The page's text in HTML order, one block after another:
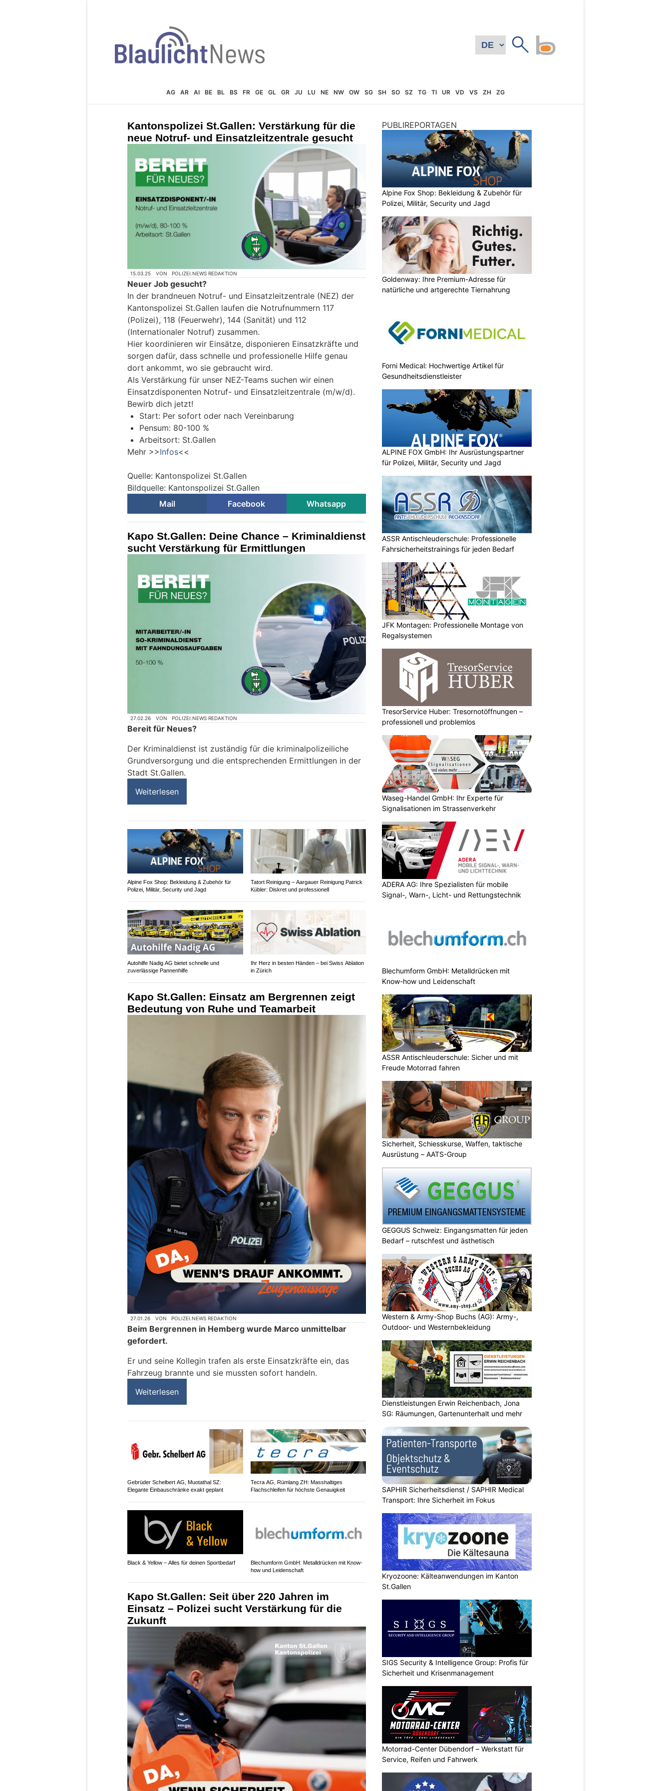
AG AR AI BE BL BS FR GE GL GR JU LU NE NW OW SG SH SO SZ TG TI UR VD VS ZH ZG
Kantonspolizei St.Gallen: Verstärkung für die
neue Notruf- und Einsatzleitzentrale gesucht
15.03.25 VON POLIZEI.NEWS REDAKTION
Neuer Job gesucht?
In der brandneuen Notruf- und Einsatzleitzentrale (NEZ) der
Kantonspolizei St.Gallen laufen die Notrufnummern 117
(Polizei), 118 (Feuerwehr), 144 (Sanität) und 112
(Internationaler Notruf) zusammen.
Hier koordinieren wir Einsätze, disponieren Einsatzkräfte und
sorgen dafür, dass schnelle und professionelle Hilfe genau
dort ankommt, wo sie gebraucht wird.
Als Verstärkung für unser NEZ-Teams suchen wir einen
Einsatzdisponenten Notruf- und Einsatzleitzentrale (m/w/d).
Bewirb dich jetzt!
Start: Per sofort oder nach Vereinbarung
Pensum: 80-100 %
Arbeitsort: St.Gallen
Mehr >>Infos<<
Quelle: Kantonspolizei St.Gallen
Bildquelle: Kantonspolizei St.Gallen
Mail
Facebook Whatsapp
Kapo St.Gallen: Deine Chance – Kriminaldienst
sucht Verstärkung für Ermittlungen
27.02.26 VON POLIZEI.NEWS REDAKTION
Bereit für Neues?
Der Kriminaldienst ist zuständig für die kriminalpolizeiliche
Grundversorgung und die entsprechenden Ermittlungen in der
Stadt St.Gallen.
Weiterlesen
Alpine Fox Shop: Bekleidung & Zubehör für
Polizei, Militär, Security und Jagd
Tatort Reinigung – Aargauer Reinigung Patrick
Kübler: Diskret und professionell
Autohilfe Nadig AG bietet schnelle und
zuverlässige Pannenhilfe
Ihr Herz in besten Händen – bei Swiss Ablation
in Zürich
Kapo St.Gallen: Einsatz am Bergrennen zeigt
Bedeutung von Ruhe und Teamarbeit
27.01.26 VON POLIZEI.NEWS REDAKTION
Beim Bergrennen in Hemberg wurde Marco unmittelbar
gefordert.
Er und seine Kollegin trafen als erste Einsatzkräfte ein, das
Fahrzeug brannte und sie mussten sofort handeln.
Weiterlesen
Gebrüder Schelbert AG, Muotathal SZ:
Elegante Einbauschränke exakt geplant
Tecra AG, Rümlang ZH: Masshaltiges
Flachschleifen für höchste Genauigkeit
Black & Yellow – Alles für deinen Sportbedarf
Blechumform GmbH: Metalldrücken mit Know-
how und Leidenschaft
Kapo St.Gallen: Seit über 220 Jahren im
Einsatz – Polizei sucht Verstärkung für die
Zukunft
PUBLIREPORTAGEN
Alpine Fox Shop: Bekleidung & Zubehör für
Polizei, Militär, Security und Jagd
Goldenway: Ihre Premium-Adresse für
natürliche und artgerechte Tiernahrung
Forni Medical: Hochwertige Artikel für
Gesundheitsdienstleister
ALPINE FOX GmbH: Ihr Ausrüstungspartner
für Polizei, Militär, Security und Jagd
ASSR Antischleuderschule: Professionelle
Fahrsicherheitstrainings für jeden Bedarf
JFK Montagen: Professionelle Montage von
Regalsystemen
TresorService Huber: Tresornotöffnungen –
professionell und problemlos
Waseg-Handel GmbH: Ihr Experte für
Signalisationen im Strassenverkehr
ADERA AG: Ihre Spezialisten für mobile
Signal-, Warn-, Licht- und Rettungstechnik
Blechumform GmbH: Metalldrücken mit
Know-how und Leidenschaft
ASSR Antischleuderschule: Sicher und mit
Freude Motorrad fahren
Sicherheit, Schiesskurse, Waffen, taktische
Ausrüstung – AATS-Group
GEGGUS Schweiz: Eingangsmatten für jeden
Bedarf – rutschfest und ästhetisch
Western & Army-Shop Buchs (AG): Army-,
Outdoor- und Westernbekleidung
Dienstleistungen Erwin Reichenbach, Jona
SG: Räumungen, Gartenunterhalt und mehr
SAPHIR Sicherheitsdienst / SAPHIR Medical
Transport: Ihre Sicherheit im Fokus
Kryozoone: Kälteanwendungen im Kanton
St.Gallen
SIGS Security & Intelligence Group: Profis für
Sicherheit und Krisenmanagement
Motorrad-Center Dübendorf – Werkstatt für
Service, Reifen und Fahrwerk